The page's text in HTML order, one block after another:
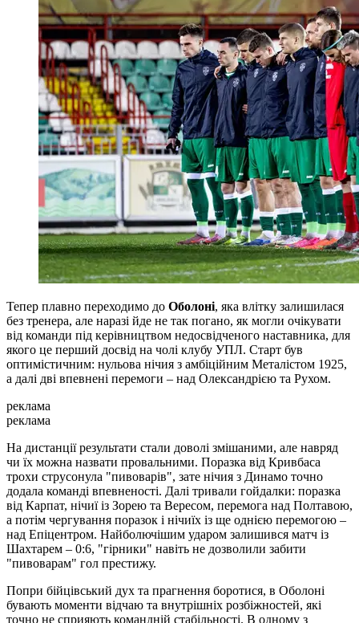
Тепер плавно переходимо до Оболоні, яка влітку залишилася
без тренера, але наразі йде не так погано, як могли очікувати
від команди під керівництвом недосвідченого наставника, для
якого це перший досвід на чолі клубу УПЛ. Старт був
оптимістичним: нульова нічия з амбіційним Металістом 1925,
а далі дві впевнені перемоги – над Олександрією та Рухом.
реклама
реклама
На дистанції результати стали доволі змішаними, але навряд
чи їх можна назвати провальними. Поразка від Кривбаса
трохи струсонула "пивоварів", зате нічия з Динамо точно
додала команді впевненості. Далі тривали гойдалки: поразка
від Карпат, нічиї із Зорею та Вересом, перемога над Полтавою,
а потім чергування поразок і нічиїх із ще однією перемогою –
над Епіцентром. Найболючішим ударом залишився матч із
Шахтарем – 0:6, "гірники" навіть не дозволили забити
"пивоварам" гол престижу.
Попри бійцівський дух та прагнення боротися, в Оболоні
бувають моменти відчаю та внутрішніх розбіжностей, які
точно не сприяють командній стабільності. В одному з